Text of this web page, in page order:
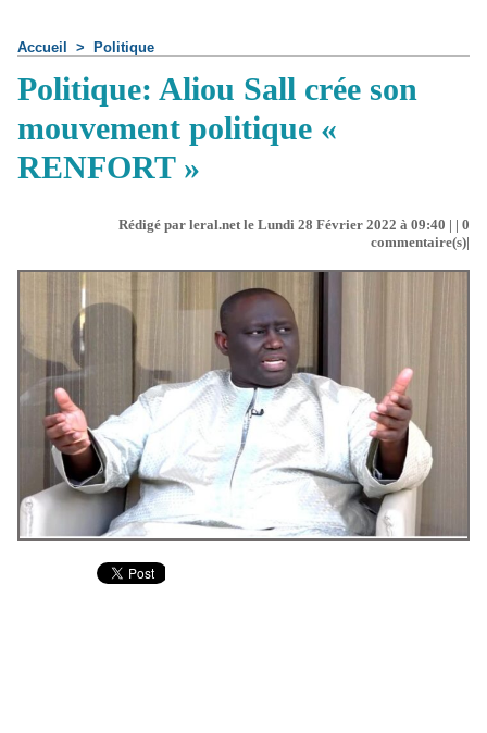
Accueil > Politique
Politique: Aliou Sall crée son
mouvement politique «
RENFORT »
Rédigé par leral.net le Lundi 28 Février 2022 à 09:40 | | 0
commentaire(s)|